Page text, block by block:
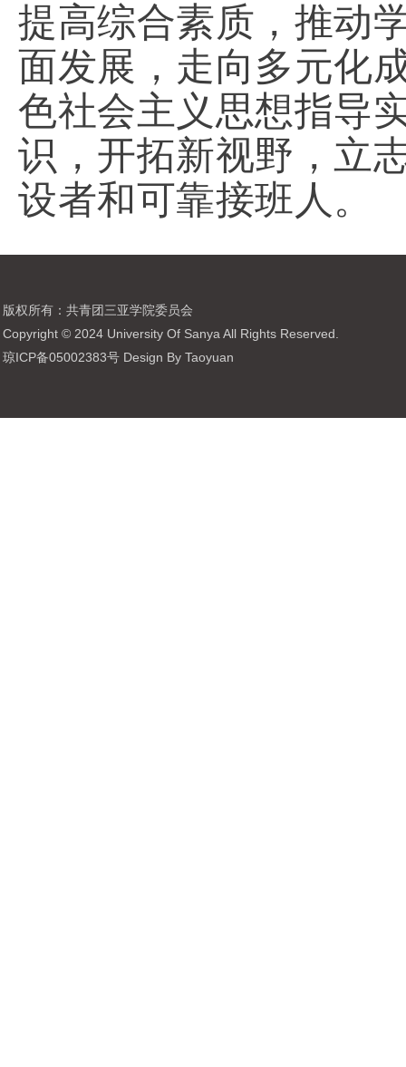
提高综合素质，推动
面发展，走向多元化
色社会主义思想指导
识，开拓新视野，立
设者和可靠接班人。
版权所有：共青团三亚学院委员会
Copyright © 2024 University Of Sanya All Rights Reserved.
琼ICP备05002383号 Design By Taoyuan